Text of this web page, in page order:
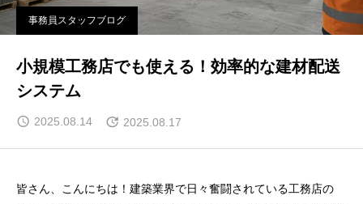
事務員スタッフブログ
小規模工務店でも使える！効率的な建材配送
システム
2025.08.14 2025.08.17
皆さん、こんにちは！建築業界で日々奮闘されている工務店の